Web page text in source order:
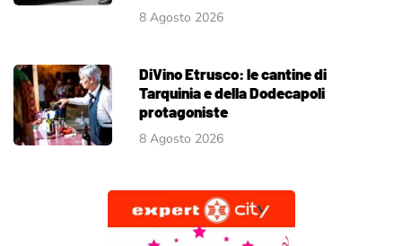
8 Agosto 2026
DiVino Etrusco: le cantine di
Tarquinia e della Dodecapoli
protagoniste
8 Agosto 2026